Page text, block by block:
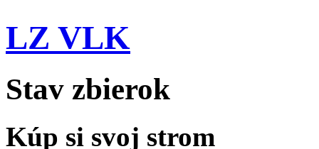
LZ VLK
Stav zbierok
Kúp si svoj strom